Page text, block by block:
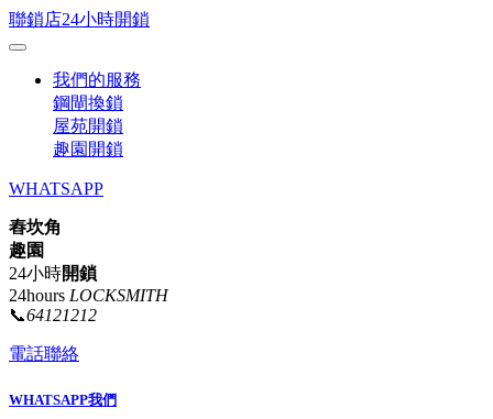
聯鎖店24小時開鎖
我們的服務
鋼閘換鎖
屋苑開鎖
趣園開鎖
WHATSAPP
舂坎角
趣園
24小時開鎖
24hours LOCKSMITH
📞64121212
電話聯絡
WHATSAPP我們